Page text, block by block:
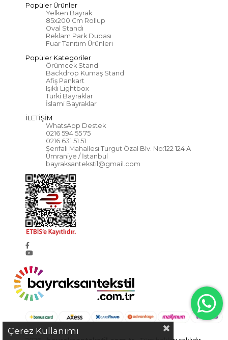
Popüler Ürünler
Yelken Bayrak
85x200 Cm Rollup
Oval Standı
Reklam Park Dubası
Fuar Tanıtım Ürünleri
Popüler Kategoriler
Örümcek Stand
Backdrop Kumaş Stand
Afiş Pankart
Işıklı Lightbox
Türki Bayraklar
İslami Bayraklar
İLETİŞİM
WhatsApp Destek
0216 594 55 75
0216 631 51 51
Şerifali Mahallesi Turgut Özal Blv. No:122 124 A
Ümraniye / İstanbul
bayraksantekstil@gmail.com
Çerez Kullanımı